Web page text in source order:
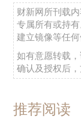
财新网所刊载
专属所有或持
建立镜像等任何
如有意愿转载
确认及授权后，
推荐阅读